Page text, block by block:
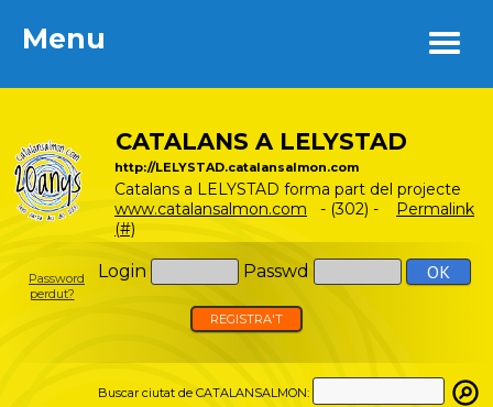
Menu
CATALANS A LELYSTAD
http://LELYSTAD.catalansalmon.com
Catalans a LELYSTAD forma part del projecte
www.catalansalmon.com - (302) -
Permalink
(#)
Login Passwd
Password
perdut?
REGISTRA'T
Buscar ciutat de CATALANSALMON:
Menu